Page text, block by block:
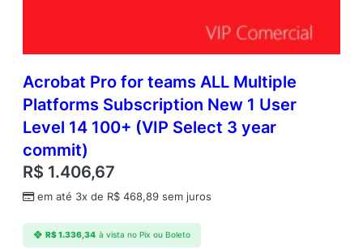
Acrobat Pro for teams ALL Multiple
Platforms Subscription New 1 User
Level 14 100+ (VIP Select 3 year
commit)
R$ 1.406,67
em até 3x de R$ 468,89 sem juros
R$1.336,34 à vista no Pix ou Boleto